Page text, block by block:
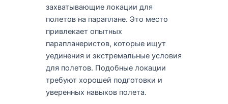
захватывающие локации для
полетов на параплане. Это место
привлекает опытных
парапланеристов, которые ищут
уединения и экстремальные условия
для полетов. Подобные локации
требуют хорошей подготовки и
уверенных навыков полета.